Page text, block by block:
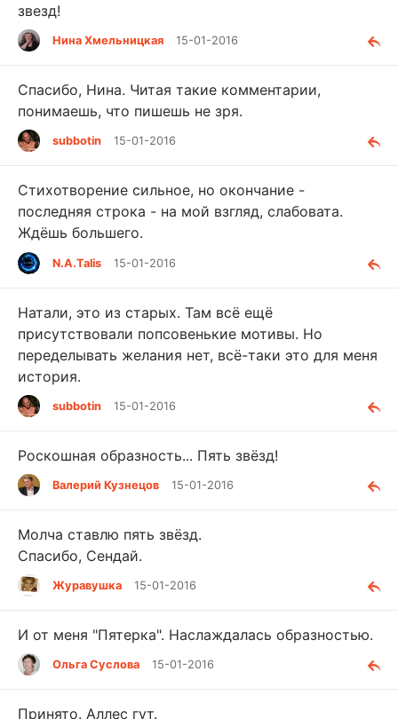
звезд!
Нина Хмельницкая 15-01-2016
Спасибо, Нина. Читая такие комментарии,
понимаешь, что пишешь не зря.
subbotin 15-01-2016
Стихотворение сильное, но окончание -
последняя строка - на мой взгляд, слабовата.
Ждёшь большего.
N.A.Talis 15-01-2016
Натали, это из старых. Там всё ещё
присутствовали попсовенькие мотивы. Но
переделывать желания нет, всё-таки это для меня
история.
subbotin 15-01-2016
Роскошная образность... Пять звёзд!
Валерий Кузнецов 15-01-2016
Молча ставлю пять звёзд.
Спасибо, Сендай.
Журавушка 15-01-2016
И от меня "Пятерка". Наслаждалась образностью.
Ольга Суслова 15-01-2016
Принято. Аллес гут.